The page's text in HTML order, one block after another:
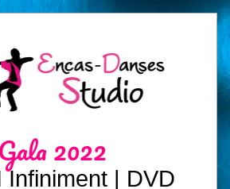
Gala 2022
Infiniment | DVD